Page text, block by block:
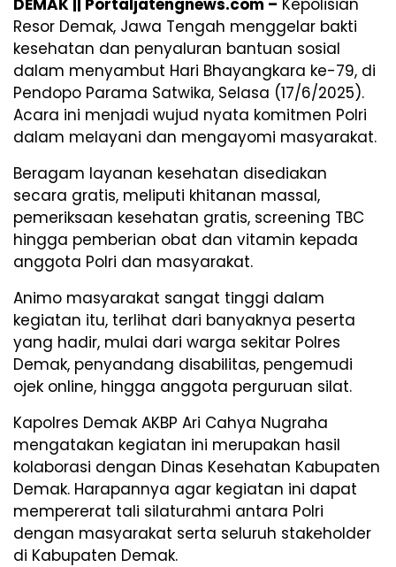
DEMAK || Portaljatengnews.com – Kepolisian
Resor Demak, Jawa Tengah menggelar bakti
kesehatan dan penyaluran bantuan sosial
dalam menyambut Hari Bhayangkara ke-79, di
Pendopo Parama Satwika, Selasa (17/6/2025).
Acara ini menjadi wujud nyata komitmen Polri
dalam melayani dan mengayomi masyarakat.
Beragam layanan kesehatan disediakan
secara gratis, meliputi khitanan massal,
pemeriksaan kesehatan gratis, screening TBC
hingga pemberian obat dan vitamin kepada
anggota Polri dan masyarakat.
Animo masyarakat sangat tinggi dalam
kegiatan itu, terlihat dari banyaknya peserta
yang hadir, mulai dari warga sekitar Polres
Demak, penyandang disabilitas, pengemudi
ojek online, hingga anggota perguruan silat.
Kapolres Demak AKBP Ari Cahya Nugraha
mengatakan kegiatan ini merupakan hasil
kolaborasi dengan Dinas Kesehatan Kabupaten
Demak. Harapannya agar kegiatan ini dapat
mempererat tali silaturahmi antara Polri
dengan masyarakat serta seluruh stakeholder
di Kabupaten Demak.